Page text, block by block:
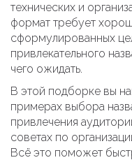
технических и
формат требует
сформулированных
привлекательного
чего ожидать.
В этой подборке вы
примерах выбора
привлечения
советах по
Всё это поможет